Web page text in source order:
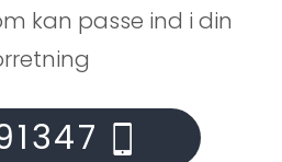
kan passe ind i din